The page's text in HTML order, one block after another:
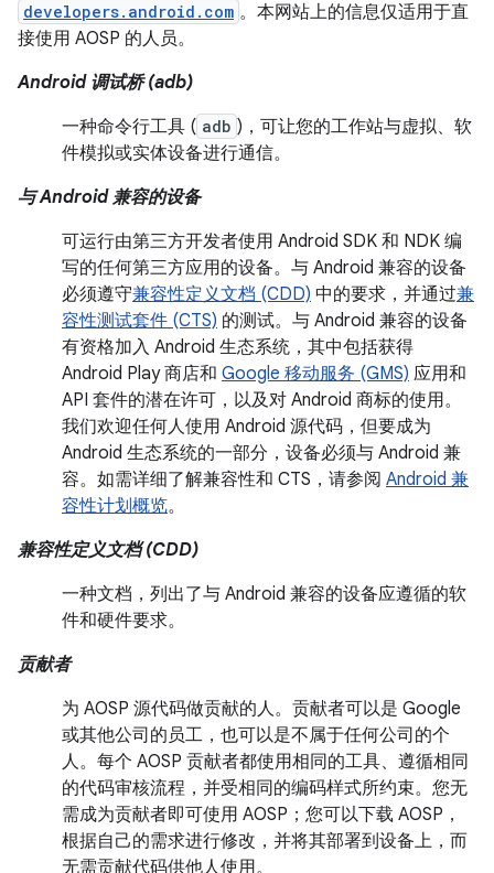
developers.android.com 。本网站上的信息仅适用于直
接使用 AOSP 的人员。
Android 调试桥 (adb)
一种命令行工具 ( adb )，可让您的工作站与虚拟、软
件模拟或实体设备进行通信。
与 Android 兼容的设备
可运行由第三方开发者使用 Android SDK 和 NDK 编
写的任何第三方应用的设备。与 Android 兼容的设备
必须遵守兼容性定义文档 (CDD) 中的要求，并通过兼
容性测试套件 (CTS) 的测试。与 Android 兼容的设备
有资格加入 Android 生态系统，其中包括获得
Android Play 商店和 Google 移动服务 (GMS) 应用和
API 套件的潜在许可，以及对 Android 商标的使用。
我们欢迎任何人使用 Android 源代码，但要成为
Android 生态系统的一部分，设备必须与 Android 兼
容。如需详细了解兼容性和 CTS，请参阅 Android 兼
容性计划概览。
兼容性定义文档 (CDD)
一种文档，列出了与 Android 兼容的设备应遵循的软
件和硬件要求。
贡献者
为 AOSP 源代码做贡献的人。贡献者可以是 Google
或其他公司的员工，也可以是不属于任何公司的个
人。每个 AOSP 贡献者都使用相同的工具、遵循相同
的代码审核流程，并受相同的编码样式所约束。您无
需成为贡献者即可使用 AOSP；您可以下载 AOSP，
根据自己的需求进行修改，并将其部署到设备上，而
无需贡献代码供他人使用。